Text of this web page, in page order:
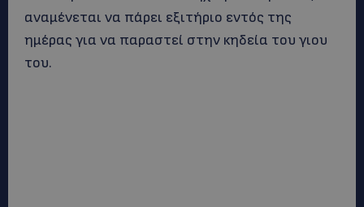
αναμένεται να πάρει εξιτήριο εντός της
ημέρας για να παραστεί στην κηδεία του γιου
του.